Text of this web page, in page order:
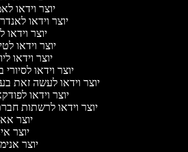
יוצר וידאו
יוצר וידאו
יוצר וידאו
יוצר וידאו
יוצר וידאו
יוצר וידאו
יוצר וידאו לעשה זאת
יוצר וידאו
יוצר וידאו לרשתות
יוצר
יוצר
יוצר